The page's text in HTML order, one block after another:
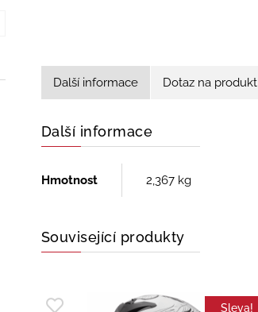
Další informace Dotaz na produkt
Další informace
Hmotnost 2,367 kg
Související produkty
Sleva!